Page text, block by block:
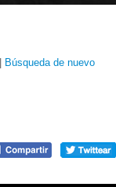
Búsqueda de nuevo